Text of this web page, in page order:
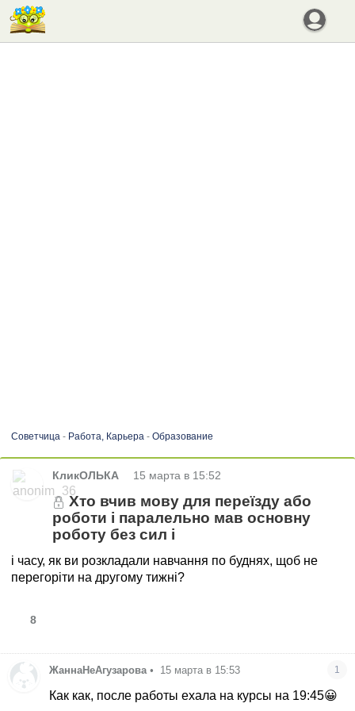
Советчица- Работа, Карьера- Образование
КликОЛЬКА 15 марта в 15:52
Хто вчив мову для переїзду або
роботи і паралельно мав основну
роботу без сил і
і часу, як ви розкладали навчання по буднях, щоб не
перегоріти на другому тижні?
8
ЖаннаНеАгузарова • 15 марта в 15:53 1
Как как, после работы ехала на курсы на 19:45😀